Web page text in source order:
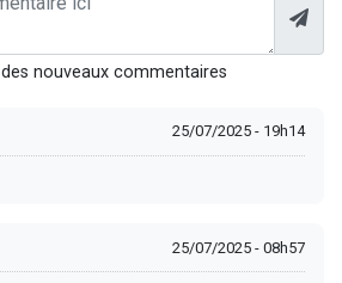
nouveaux commentaires
25/07/2025 - 19h14
25/07/2025 - 08h57